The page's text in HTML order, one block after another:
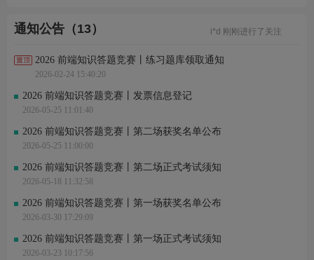
通知公告（13）
i*d 刚刚进行了关注
周*怡 刚刚完成了报名
周*怡 刚刚完成了报名
叶*果 刚刚完成了报名
王*尊 刚刚进行了关注
张*航 刚刚完成了报名
周*怡 刚刚完成了报名
裴* 刚刚进行了关注
用*5 刚刚进行了关注
2026 前端知识答题竞赛丨练习题库领取通知
2026-02-24 15:40:20
2026 前端知识答题竞赛丨发票信息登记
2026-05-25 11:01:40
2026 前端知识答题竞赛丨第二场获奖名单公布
2026-05-25 11:00:00
2026 前端知识答题竞赛丨第二场正式考试须知
2026-05-18 11:32:58
2026 前端知识答题竞赛丨第一场获奖名单公布
2026-03-30 17:29:09
2026 前端知识答题竞赛丨第一场正式考试须知
2026-03-23 10:17:56